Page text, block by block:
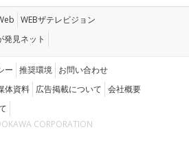
WEBザテレビジョン
発見ネット
ー 推奨環境 お問い合わせ
体資料 広告掲載について 会社概要
CORPORATION